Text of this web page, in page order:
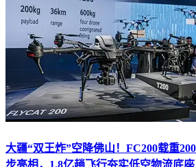
大疆“双王炸”空降佛山！FC200载重
步亮相，1.8亿趟飞行夯实低空物流底座